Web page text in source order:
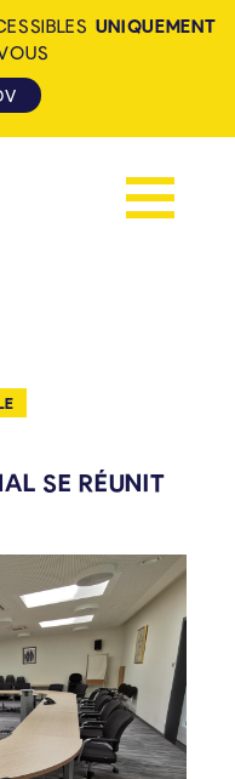
Afficher la
UNIQUEMENT
SE RÉUNIT